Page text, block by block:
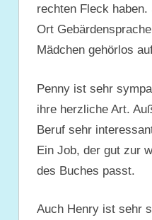
rechten Fleck
Ort
Mädchen gehörlos
Penny ist sehr
ihre herzliche Art.
Beruf sehr
Ein Job, der gut zur
des Buches passt.
Auch Henry ist sehr